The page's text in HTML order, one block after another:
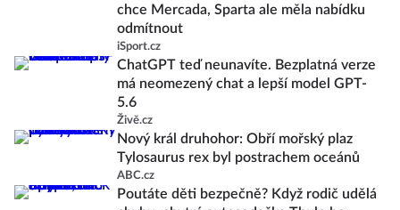
chce Mercada, Sparta ale měla nabídku
odmítnout
iSport.cz
ChatGPT teď neunavíte. Bezplatná verze
má neomezený chat a lepší model GPT-
5.6
Živě.cz
Nový král druhohor: Obří mořský plaz
Tylosaurus rex byl postrachem oceánů
ABC.cz
Poutáte děti bezpečně? Když rodič udělá